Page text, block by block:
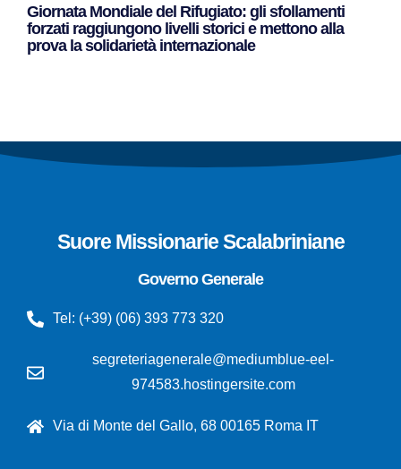
Giornata Mondiale del Rifugiato: gli sfollamenti
forzati raggiungono livelli storici e mettono alla
prova la solidarietà internazionale
Suore Missionarie Scalabriniane
Governo Generale
Tel: (+39) (06) 393 773 320
segreteriagenerale@mediumblue-eel-
974583.hostingersite.com
Via di Monte del Gallo, 68 00165 Roma IT